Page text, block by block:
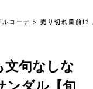
ルコーデ 売り切れ目前!?
文句なしな
ンダル【旬